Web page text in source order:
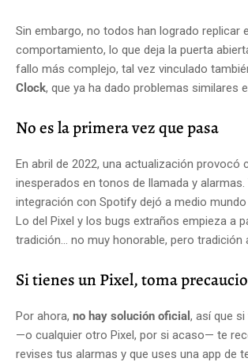
Sin embargo, no todos han logrado replicar
comportamiento, lo que deja la puerta
fallo más complejo, tal vez vinculado
Clock, que ya ha dado problemas similares
No es la primera vez que pasa
En abril de 2022, una actualización provocó
inesperados en tonos de llamada y alarmas.
integración con Spotify dejó a medio
Lo del Pixel y los bugs extraños empieza a
tradición… no muy honorable, pero tradición
Si tienes un Pixel, toma
Por ahora, no hay solución oficial , así que si
—o cualquier otro Pixel, por si acaso— te
revises tus alarmas y que uses una app de